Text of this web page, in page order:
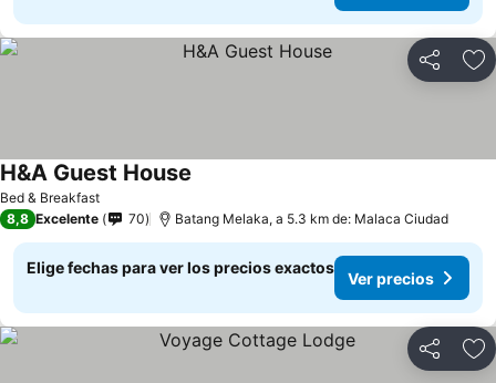
Compartir
Bed & Breakfast
H&A Guest House
8,8 Excelente 70 Batang Melaka, a 5.3 km de: Malaca Ciudad
Elige fechas para ver los precios exactos
Ver precios
Compartir